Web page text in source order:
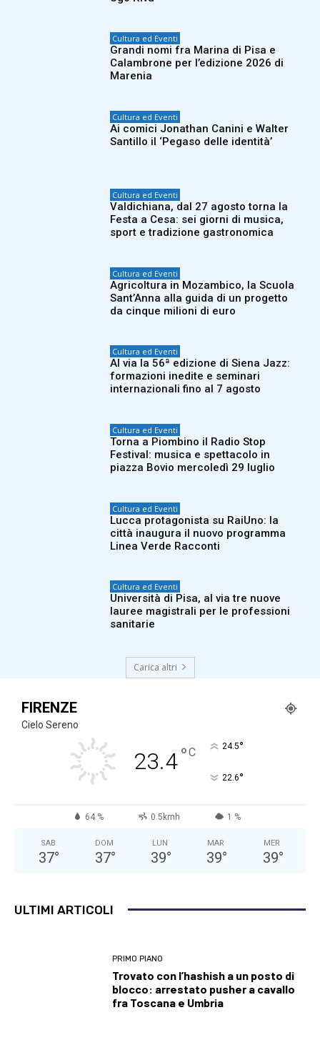
Cultura ed Eventi
Grandi nomi fra Marina di Pisa e
Calambrone per l’edizione 2026 di
Marenia
Cultura ed Eventi
Ai comici Jonathan Canini e Walter
Santillo il ‘Pegaso delle identità’
Cultura ed Eventi
Valdichiana, dal 27 agosto torna la
Festa a Cesa: sei giorni di musica,
sport e tradizione gastronomica
Cultura ed Eventi
Agricoltura in Mozambico, la Scuola
Sant’Anna alla guida di un progetto
da cinque milioni di euro
Cultura ed Eventi
Al via la 56ª edizione di Siena Jazz:
formazioni inedite e seminari
internazionali fino al 7 agosto
Cultura ed Eventi
Torna a Piombino il Radio Stop
Festival: musica e spettacolo in
piazza Bovio mercoledì 29 luglio
Cultura ed Eventi
Lucca protagonista su RaiUno: la
città inaugura il nuovo programma
Linea Verde Racconti
Cultura ed Eventi
Università di Pisa, al via tre nuove
lauree magistrali per le professioni
sanitarie
Carica altri
FIRENZE
Cielo Sereno
23.4°C 24.5°
22.6°
64 % 0.5kmh 1 %
SAB
37°
DOM
37°
LUN
39°
MAR
39°
MER
39°
ULTIMI ARTICOLI
PRIMO PIANO
Trovato con l’hashish a un posto di
blocco: arrestato pusher a cavallo
fra Toscana e Umbria